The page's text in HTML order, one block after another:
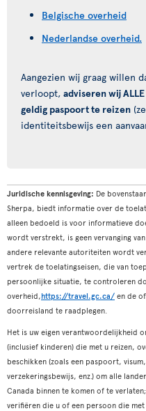
Belgische overheid
Nederlandse overheid.
Aangezien wij graag willen
verloopt, adviseren wij
geldig paspoort te reizen
identiteitsbewijs een
Juridische kennisgeving: De
Sherpa, biedt informatie over de
alleen bedoeld is voor informatieve
wordt verstrekt, is geen vervanging
andere relevante autoriteiten wordt
vertrek de toelatingseisen, die van
persoonlijke situatie, te controleren
overheid,https://travel.gc.ca/ en de
doorreisland te raadplegen.
Het is uw eigen verantwoordelijkheid
(inclusief kinderen) die met u reizen,
beschikken (zoals een paspoort,
verzekeringsbewijs, enz.) om alle
Canada binnen te komen of te
verifiëren die u of een persoon die